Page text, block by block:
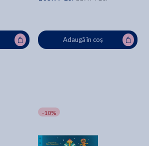
Adaugă în coș
-10%